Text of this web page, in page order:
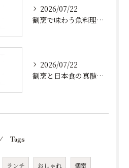
2026/07/22
割烹で味わう魚料理と北陸新幹線沿線の旬食体験を深掘り
2026/07/22
割烹と日本食の真髄を石川県金沢市で体験するための選び方ガイド
Tags
ランチ おしゃれ 個室